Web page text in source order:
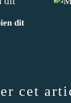
dit
cet